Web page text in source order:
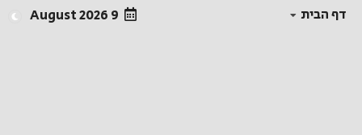
דף הבית 9 August 2026